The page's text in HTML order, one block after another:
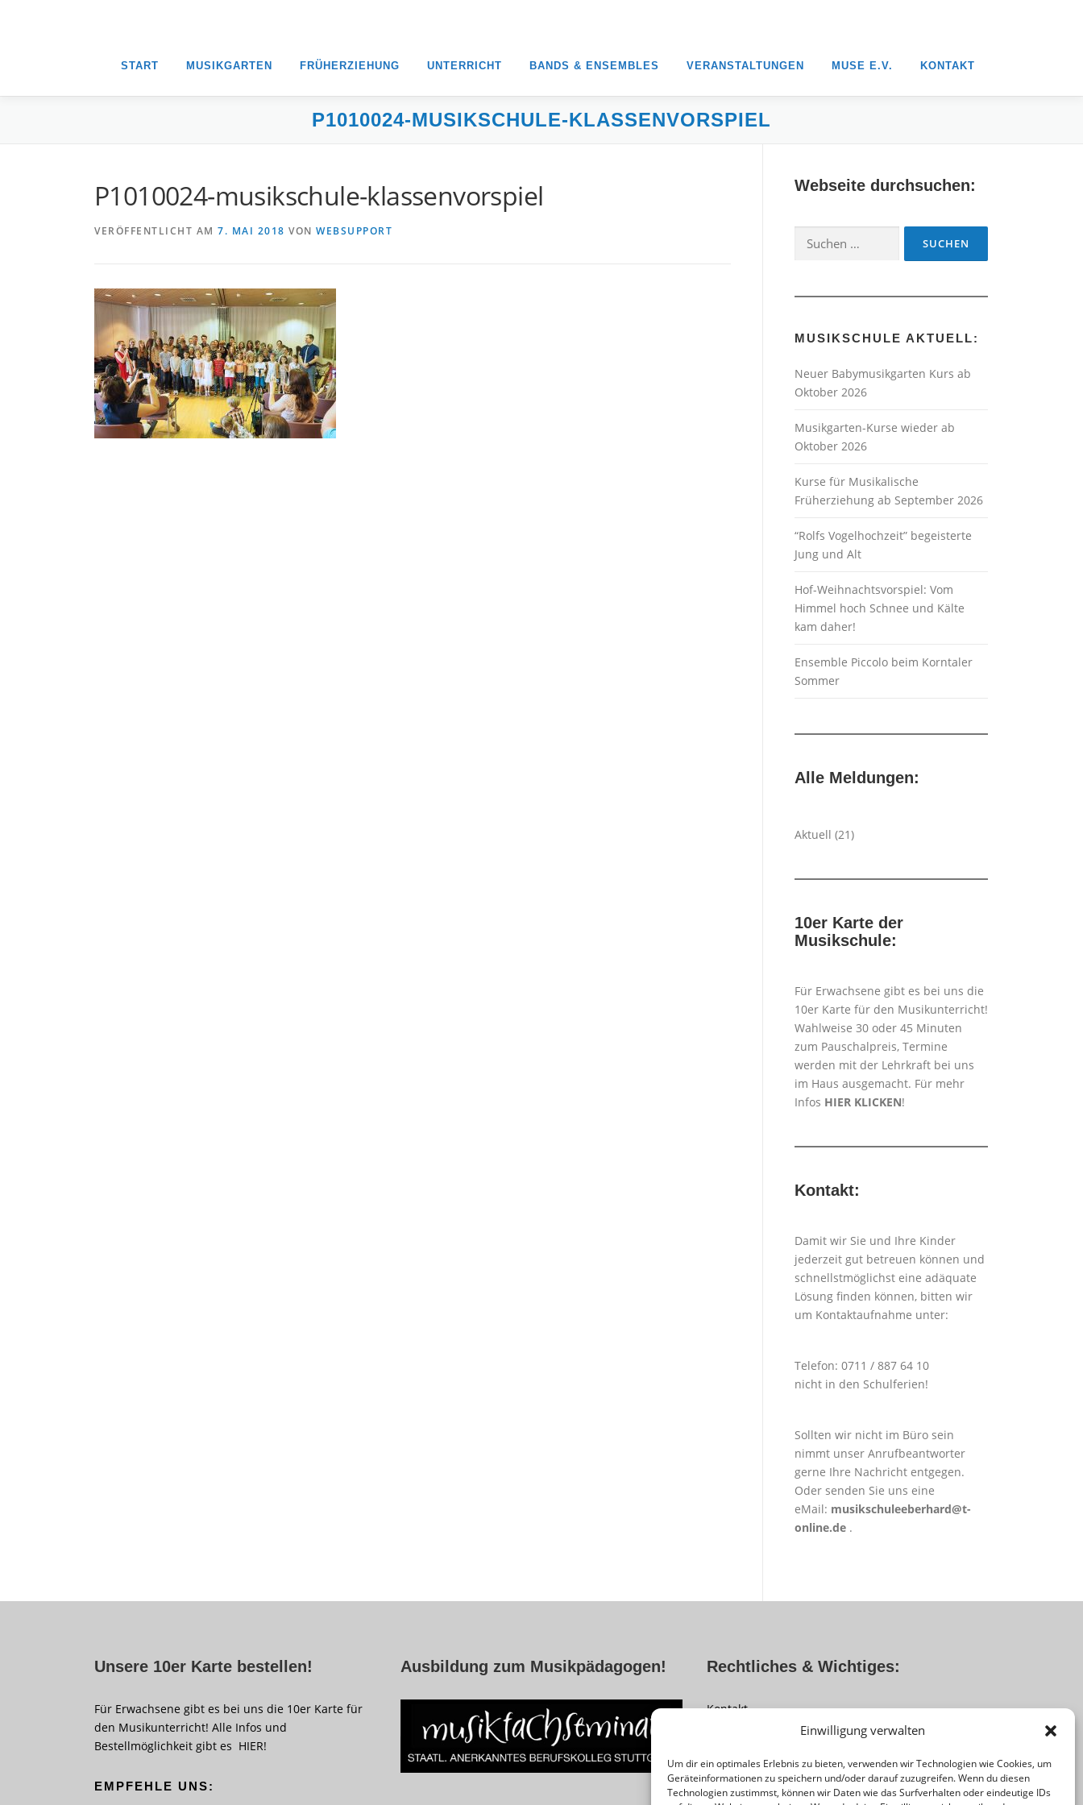
Einwilligung verwalten
Um dir ein optimales Erlebnis zu bieten, verwenden wir Technologien wie Cookies, um
Geräteinformationen zu speichern und/oder darauf zuzugreifen. Wenn du diesen
Technologien zustimmst, können wir Daten wie das Surfverhalten oder eindeutige IDs
START MUSIKGARTEN FRÜHERZIEHUNG UNTERRICHT BANDS & ENSEMBLES VERANSTALTUNGEN MUSE E.V. KONTAKT
P1010024-MUSIKSCHULE-KLASSENVORSPIEL
P1010024-musikschule-klassenvorspiel
VERÖFFENTLICHT AM 7. MAI 2018 VON WEBSUPPORT
Webseite durchsuchen:
nach:
MUSIKSCHULE AKTUELL:
Neuer Babymusikgarten Kurs ab
Oktober 2026
Musikgarten-Kurse wieder ab
Oktober 2026
Kurse für Musikalische
Früherziehung ab September 2026
“Rolfs Vogelhochzeit” begeisterte
Jung und Alt
Hof-Weihnachtsvorspiel: Vom
Himmel hoch Schnee und Kälte
kam daher!
Ensemble Piccolo beim Korntaler
Sommer
Alle Meldungen:
Aktuell (21)
10er Karte der
Musikschule:
Für Erwachsene gibt es bei uns die
10er Karte für den Musikunterricht!
Wahlweise 30 oder 45 Minuten
zum Pauschalpreis, Termine
werden mit der Lehrkraft bei uns
im Haus ausgemacht. Für mehr
Infos HIER KLICKEN!
Kontakt:
Damit wir Sie und Ihre Kinder
jederzeit gut betreuen können und
schnellstmöglichst eine adäquate
Lösung finden können, bitten wir
um Kontaktaufnahme unter:
Telefon: 0711 / 887 64 10
nicht in den Schulferien!
Sollten wir nicht im Büro sein
nimmt unser Anrufbeantworter
gerne Ihre Nachricht entgegen.
Oder senden Sie uns eine
eMail: musikschuleeberhard@t-
online.de .
Unsere 10er Karte bestellen!
Für Erwachsene gibt es bei uns die 10er Karte für
den Musikunterricht! Alle Infos und
Bestellmöglichkeit gibt es HIER!
EMPFEHLE UNS:
Ausbildung zum Musikpädagogen! Rechtliches & Wichtiges:
Kontakt
Datenschutz
Cookie-Richtlinie (EU)